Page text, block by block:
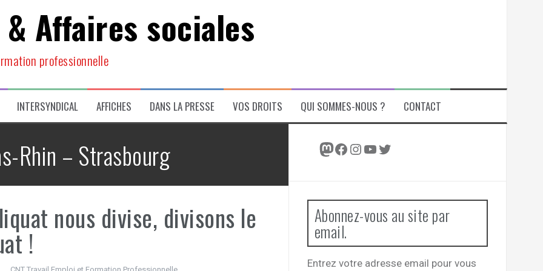
& Affaires sociales
professionnelle
INTERSYNDICAL AFFICHES DANS LA PRESSE VOS DROITS QUI SOMMES-NOUS ? CONTACT
Rhin – Strasbourg
nous divise, divisons le
!
Mastodon
Facebook
Instagram
YouTube
Twitter
Abonnez-vous au site par
email.
Entrez votre adresse email pour vous